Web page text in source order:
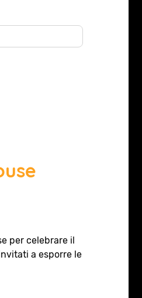
per celebrare il
a esporre le